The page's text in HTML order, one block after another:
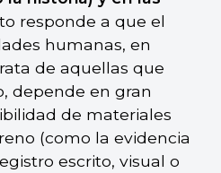
responde a que el
humanas, en
de aquellas que
depende en gran
de materiales
(como la evidencia
escrito, visual o